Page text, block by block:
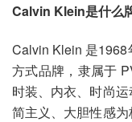
Calvin Klein是什么
Calvin Klein 是
方式品牌，隶属于
时装、内衣、时尚
简主义、大胆性感